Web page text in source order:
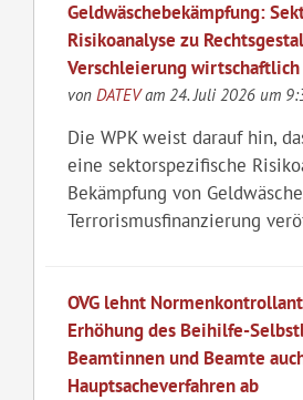
Geldwäschebekämpfung:
Risikoanalyse zu
Verschleierung
von DATEVam 24. Juli 2026 um
Die WPK weist darauf hin,
eine sektorspezifische
Bekämpfung von
Terrorismusfinanzierung
OVG lehnt
Erhöhung des Beihilfe-
Beamtinnen und Beamte
Hauptsacheverfahren ab